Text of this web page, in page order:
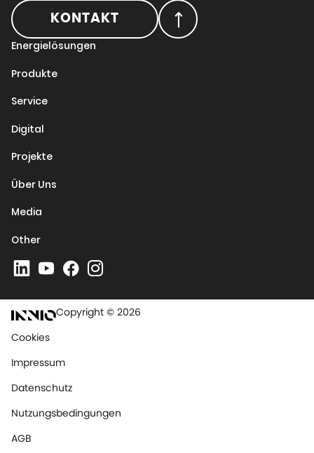
KONTAKT
Energielösungen
Produkte
Service
Digital
Projekte
Über Uns
Media
Other
Copyright © 2026
Cookies
Impressum
Datenschutz
Nutzungsbedingungen
AGB